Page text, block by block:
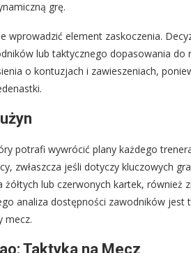
grę.
wprowadzić element zaskoczenia.
lub taktycznego dopasowania do
o kontuzjach i zawieszeniach,
potrafi wywrócić plany każdego
zwłaszcza jeśli dotyczy kluczowych
lub czerwonych kartek, również
analiza dostępności zawodników jest
mecz.
Taktyka na Mecz